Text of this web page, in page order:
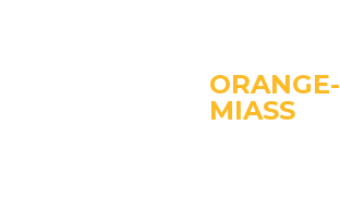
ORANGE-
MIASS